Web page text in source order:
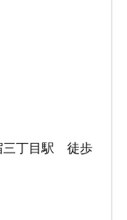
三丁目駅 徒歩